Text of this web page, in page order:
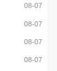
08-07
08-07
08-07
08-07